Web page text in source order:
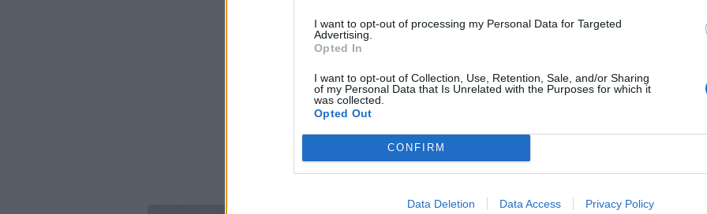
I want to opt-out of processing my Personal Data for Targeted
Advertising.
Opted In
I want to opt-out of Collection, Use, Retention, Sale, and/or Sharing
of my Personal Data that Is Unrelated with the Purposes for which it
was collected.
Opted Out
CONFIRM
Data Deletion Data Access Privacy Policy
Related Posts